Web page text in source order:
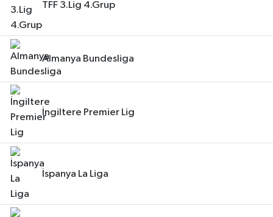
TFF 3.Lig 4.Grup
Almanya Bundesliga
İngiltere Premier Lig
İspanya La Liga